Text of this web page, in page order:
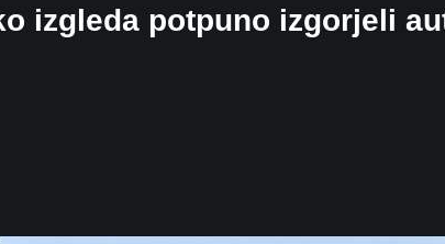
izgleda potpuno izgorjeli